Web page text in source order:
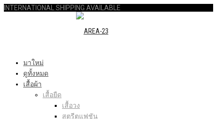
INTERNATIONAL SHIPPING AVAILABLE
มาใหม่
ดูทั้งหมด
เสื้อผ้า
เสื้อยืด
เสื้อวง
สตรีตแฟชัน